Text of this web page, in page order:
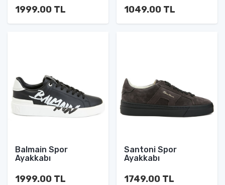
1999.00 TL 1049.00 TL
Balmain Spor
Ayakkabı
1999.00 TL
Santoni Spor
Ayakkabı
1749.00 TL